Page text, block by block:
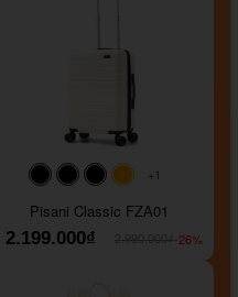
#000000#000000
#000000
#ffa500
+1
Pisani Classic FZA01
2.199.000₫
-26%